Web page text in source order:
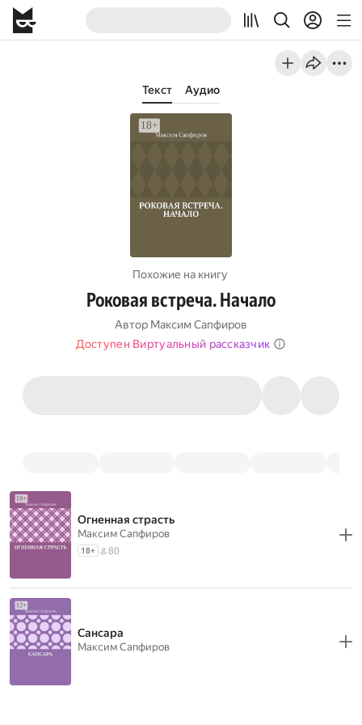
Текст Аудио
Похожие на книгу
Роковая встреча. Начало
Автор Максим Сапфиров
Доступен Виртуальный рассказчик
Огненная страсть
Максим Сапфиров
18+ 80
Сансара
Максим Сапфиров